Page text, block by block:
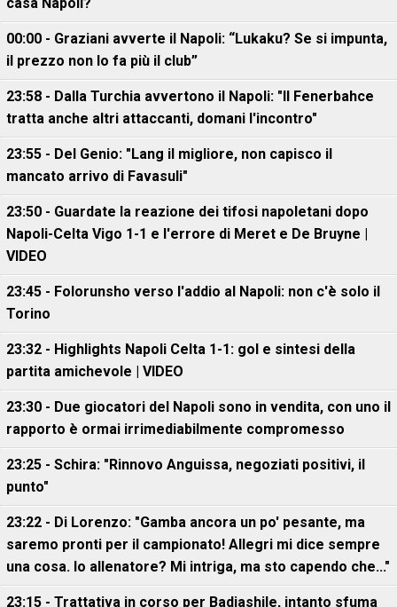
00:00 - Graziani avverte il Napoli: “Lukaku? Se si impunta,
il prezzo non lo fa più il club”
23:58 - Dalla Turchia avvertono il Napoli: "Il Fenerbahce
tratta anche altri attaccanti, domani l'incontro"
23:55 - Del Genio: "Lang il migliore, non capisco il
mancato arrivo di Favasuli"
23:50 - Guardate la reazione dei tifosi napoletani dopo
Napoli-Celta Vigo 1-1 e l'errore di Meret e De Bruyne |
VIDEO
23:45 - Folorunsho verso l'addio al Napoli: non c'è solo il
Torino
23:32 - Highlights Napoli Celta 1-1: gol e sintesi della
partita amichevole | VIDEO
23:30 - Due giocatori del Napoli sono in vendita, con uno il
rapporto è ormai irrimediabilmente compromesso
23:25 - Schira: "Rinnovo Anguissa, negoziati positivi, il
punto"
23:22 - Di Lorenzo: "Gamba ancora un po' pesante, ma
saremo pronti per il campionato! Allegri mi dice sempre
una cosa. Io allenatore? Mi intriga, ma sto capendo che..."
23:15 - Trattativa in corso per Badiashile, intanto sfuma